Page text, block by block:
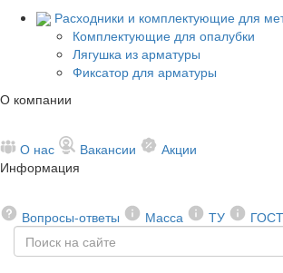
Расходники и комплектующие для
Комплектующие для опалубки
Лягушка из арматуры
Фиксатор для арматуры
О компании
О нас Вакансии
Акции
Информация
Вопросы-ответы Масса ТУ